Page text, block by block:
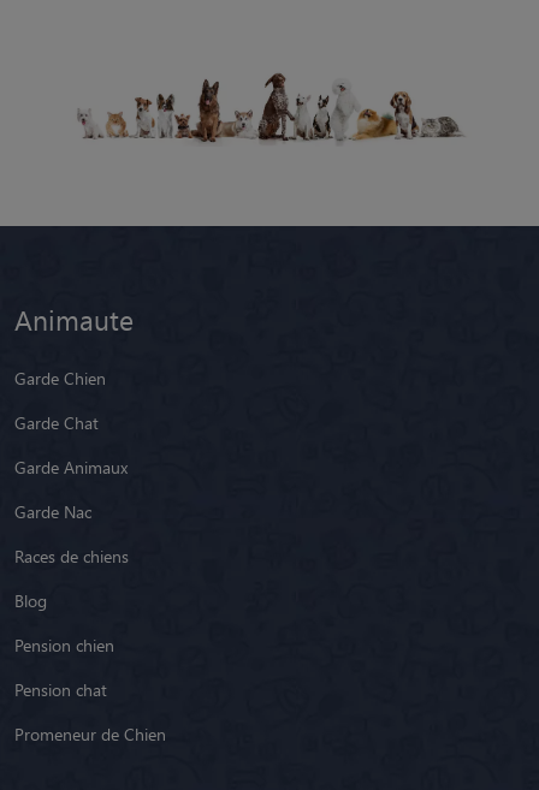
Animaute
Garde Chien
Garde Chat
Garde Animaux
Garde Nac
Races de chiens
Blog
Pension chien
Pension chat
Promeneur de Chien